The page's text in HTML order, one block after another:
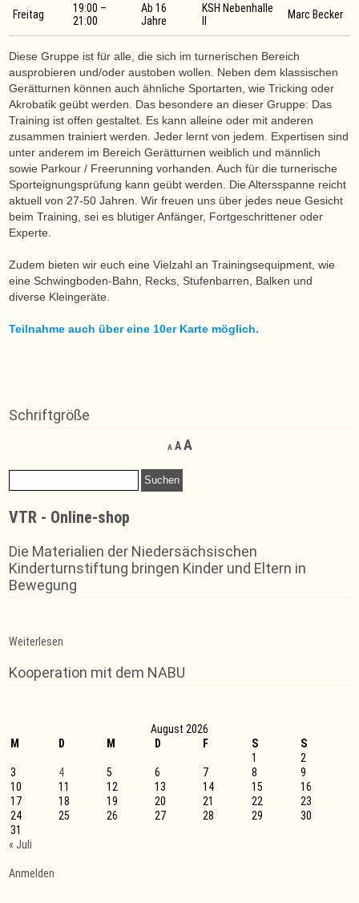
Freitag
19:00 –
21:00
Ab 16
Jahre
KSH Nebenhalle
Marc Becker
Diese Gruppe ist für alle, die sich im turnerischen Bereich
ausprobieren und/oder austoben wollen. Neben dem klassischen
Gerätturnen können auch ähnliche Sportarten, wie Tricking oder
Akrobatik geübt werden. Das besondere an dieser Gruppe: Das
Training ist offen gestaltet. Es kann alleine oder mit anderen
zusammen trainiert werden. Jeder lernt von jedem. Expertisen sind
unter anderem im Bereich Gerätturnen weiblich und männlich
sowie Parkour / Freerunning vorhanden. Auch für die turnerische
Sporteignungsprüfung kann geübt werden. Die Altersspanne reicht
aktuell von 27-50 Jahren. Wir freuen uns über jedes neue Gesicht
beim Training, sei es blutiger Anfänger, Fortgeschrittener oder
Experte.
Zudem bieten wir euch eine Vielzahl an Trainingsequipment, wie
eine Schwingboden-Bahn, Recks, Stufenbarren, Balken und
diverse Kleingeräte.
Teilnahme auch über eine 10er Karte möglich.
Schriftgröße
A
Decrease
font
AReset
size.
AIncrease
Suchen
nach:
VTR - Online-shop
Die Materialien der Niedersächsischen
Kinderturnstiftung bringen Kinder und Eltern in
Bewegung
Weiterlesen
Turnen
Kooperation mit dem NABU
August 2026
M
D M D F S
S
1
2
3
4 5 6 7 8
9
10
11 12 13 14 15
16
17
18 19 20 21 22
23
24
25 26 27 28 29
30
31
« Juli
Anmelden